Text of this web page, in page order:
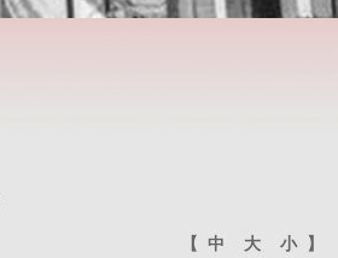
【 中 大 小 】